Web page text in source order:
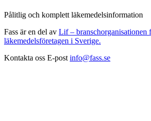
Pålitlig och komplett läkemedelsinformation
Fass är en del av Lif – branschorganisationen
läkemedelsföretagen i Sverige.
Kontakta oss E-post info@fass.se